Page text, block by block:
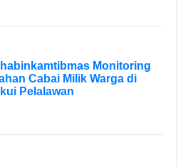
Monitoring
Cabai Milik Warga di
Pelalawan